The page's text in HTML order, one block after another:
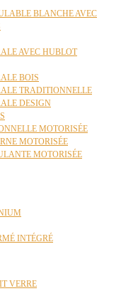
BLANCHE AVEC
AVEC HUBLOT
BOIS
TRADITIONNELLE
DESIGN
MOTORISÉE
MOTORISÉE
MOTORISÉE
INTÉGRÉ
VERRE